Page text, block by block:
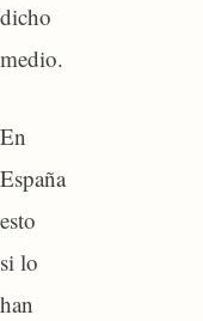
dicho
medio.
En
España
esto
si lo
han